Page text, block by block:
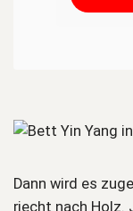
Dann wird es
riecht nach Holz.